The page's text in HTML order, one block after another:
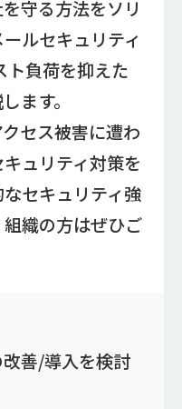
守る方法をソリ
ルセキュリティ
ト負荷を抑えた
ます。
セス被害に遭わ
ュリティ対策を
セキュリティ強
織の方はぜひご
改善/導入を検討